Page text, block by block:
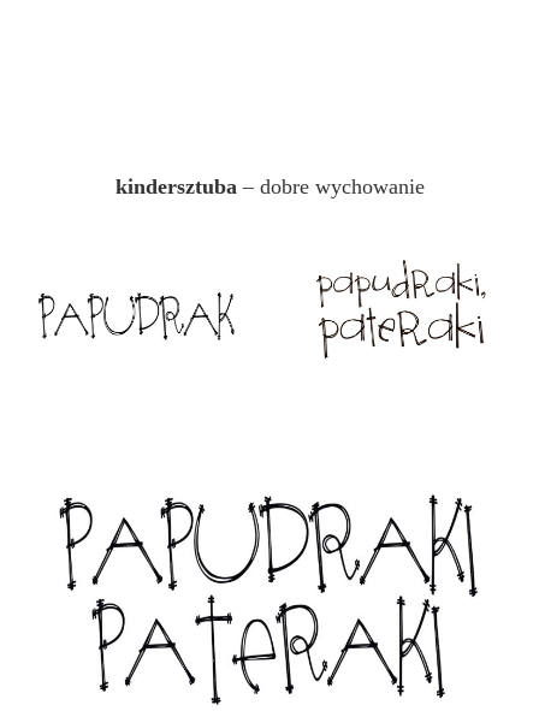
kindersztuba– dobre wychowanie